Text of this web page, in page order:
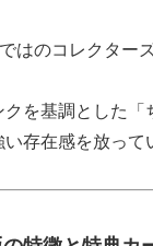
はのコレクター
を基調とした「
存在感を放って